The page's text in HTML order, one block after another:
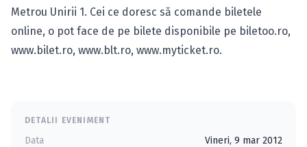
Metrou Unirii 1. Cei ce doresc să comande biletele
online, o pot face de pe bilete disponibile pe biletoo.ro,
www.bilet.ro, www.blt.ro, www.myticket.ro.
DETALII EVENIMENT
Data Vineri, 9 mar 2012